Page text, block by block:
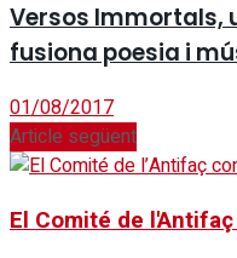
Versos Immortals,
fusiona poesia i
01/08/2017
Article següent
El Comité de